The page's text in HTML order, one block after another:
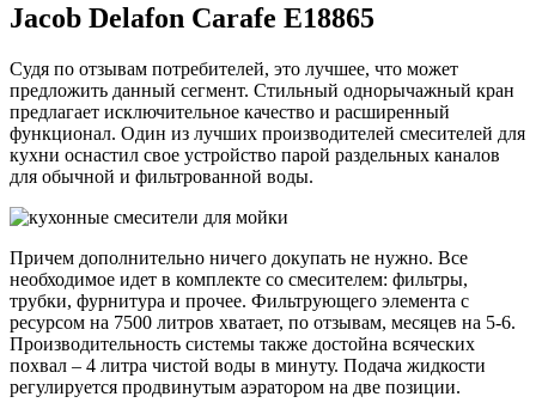
Jacob Delafon Carafe E18865
Судя по отзывам потребителей, это лучшее, что может
предложить данный сегмент. Стильный однорычажный кран
предлагает исключительное качество и расширенный
функционал. Один из лучших производителей смесителей для
кухни оснастил свое устройство парой раздельных каналов
для обычной и фильтрованной воды.
Причем дополнительно ничего докупать не нужно. Все
необходимое идет в комплекте со смесителем: фильтры,
трубки, фурнитура и прочее. Фильтрующего элемента с
ресурсом на 7500 литров хватает, по отзывам, месяцев на 5-6.
Производительность системы также достойна всяческих
похвал – 4 литра чистой воды в минуту. Подача жидкости
регулируется продвинутым аэратором на две позиции.